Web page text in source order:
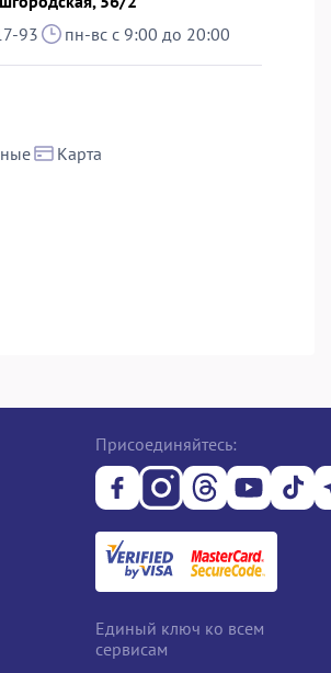
93
пн-вс с 9:00 до 20:00
Карта
Присоединяйтесь:
Единый ключ ко всем
сервисам